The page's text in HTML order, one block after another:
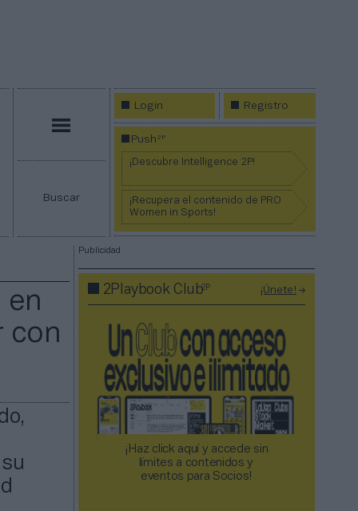
Buscar
Login Registro
Push2P
¡Descubre Intelligence 2P!
¡Recupera el contenido de PRO
Women in Sports!
en
con
Publicidad
2Playbook Club2P ¡Únete!
¡Haz click aquí y accede sin
límites a contenidos y
eventos para Socios!​​​​​​​